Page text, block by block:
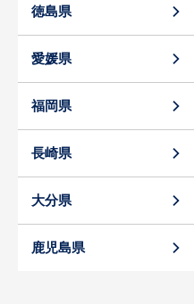
徳島県
愛媛県
福岡県
長崎県
大分県
鹿児島県